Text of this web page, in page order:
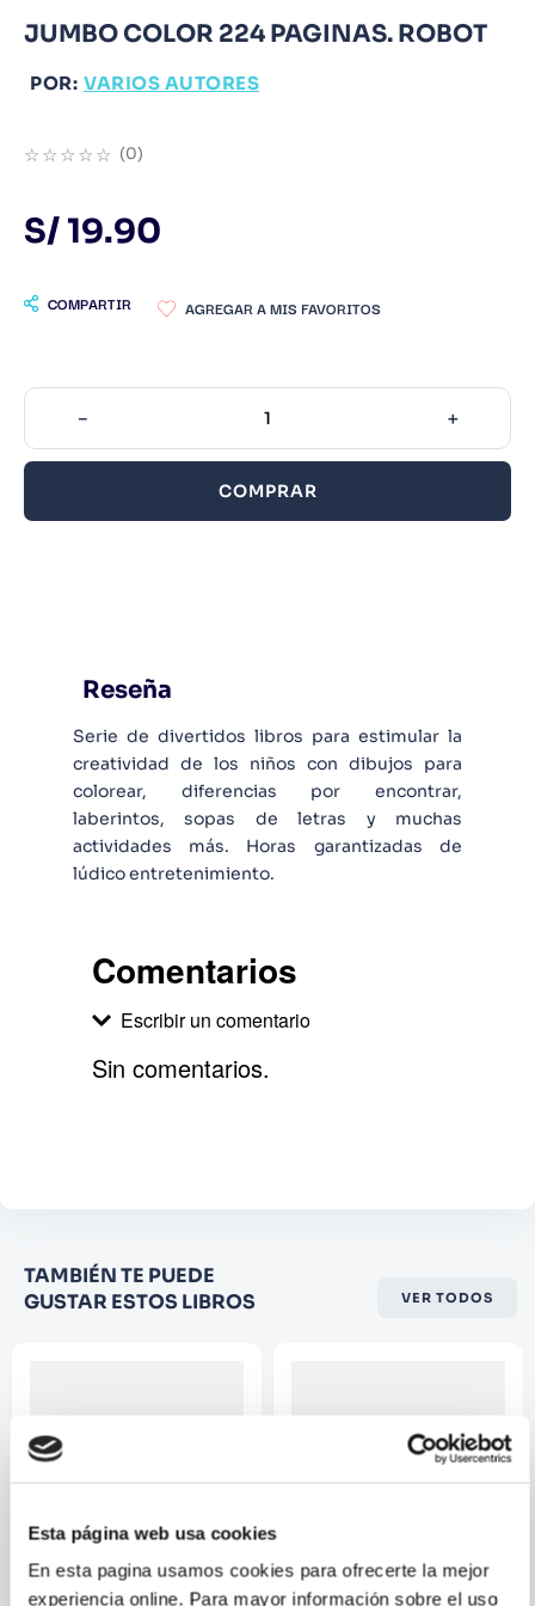
Esta página web usa cookies
En esta pagina usamos cookies para ofrecerte la mejor
experiencia online. Para mayor información sobre el uso
JUMBO COLOR 224 PAGINAS. ROBOT
POR: VARIOS AUTORES
☆☆☆☆☆ (0)
S/ 19.90
COMPARTIR
＋
－
COMPRAR
Reseña
Serie de divertidos libros para estimular la
creatividad de los niños con dibujos para
colorear, diferencias por encontrar,
laberintos, sopas de letras y muchas
actividades más. Horas garantizadas de
lúdico entretenimiento.
Comentarios
Escribir un comentario
Califique el producto de 1 a 5
estrellas
Sin comentarios.
TAMBIÉN TE PUEDE
GUSTAR ESTOS LIBROS
VER TODOS
9. Infantil
10. Warhammer